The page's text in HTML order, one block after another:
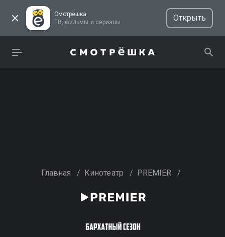
Смотрёшка
ТВ, фильмы и сериалы
Открыть
Главная / Кинотеатр / PREMIER /